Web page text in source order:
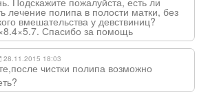
лечение полипа в полости матки, без
вмешательства у девствиниц?
Спасибо за помощь
28.11.2015 18:03
сле чистки полипа возможно